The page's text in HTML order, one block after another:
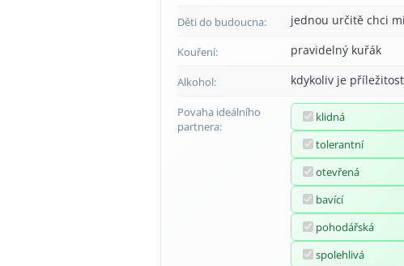
Děti do budoucna: jednou určitě chci
Kouření: pravidelný kuřák
Alkohol: kdykoliv je
Povaha ideálního
partnera:
klidná
tolerantní
otevřená
bavící
pohodářská
spolehlivá